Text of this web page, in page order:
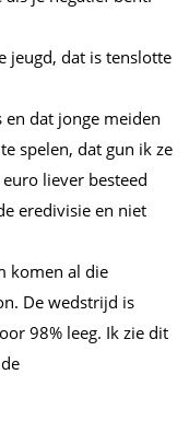
jeugd, dat is tenslotte
dat jonge meiden
spelen, dat gun ik ze
liever besteed
eredivisie en niet
komen al die
De wedstrijd is
98% leeg. Ik zie dit